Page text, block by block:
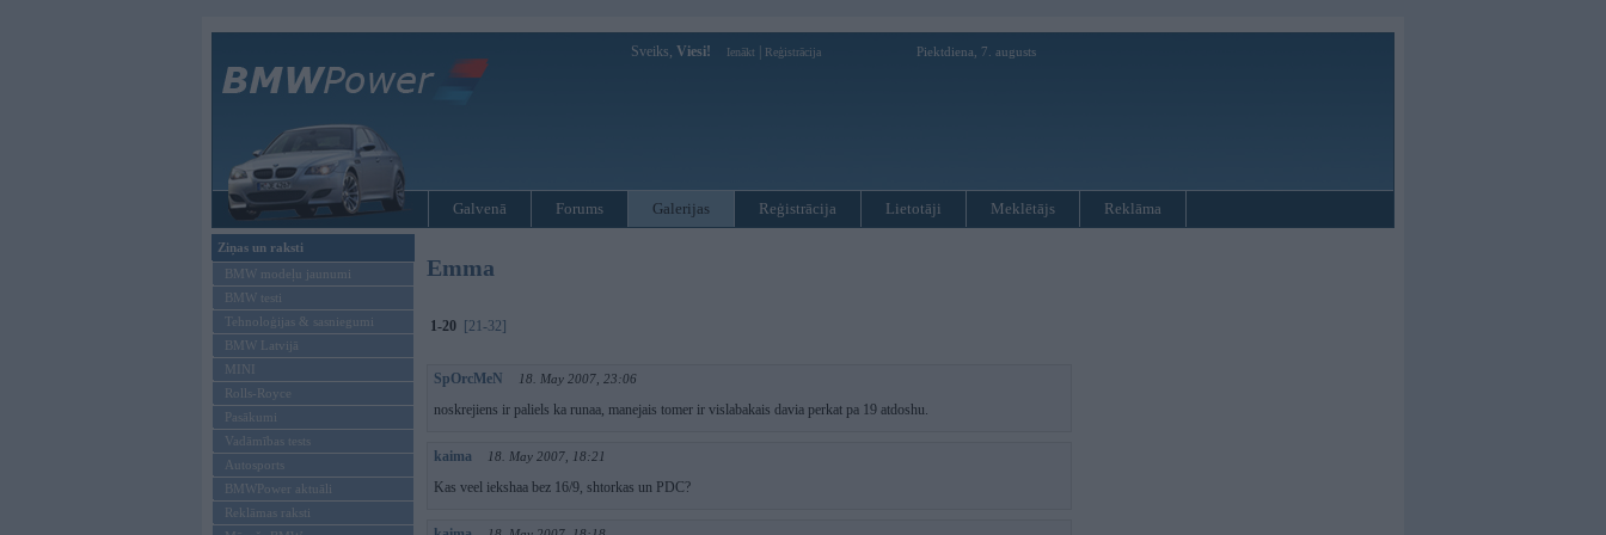
Sveiks, Viesi! Ienākt Reģistrācija Piektdiena, 7. augusts
Galvenā Forums Galerijas Reģistrācija Lietotāji Meklētājs Reklāma
Ziņas un raksti
BMW modeļu jaunumi
BMW testi
Tehnoloģijas & sasniegumi
BMW Latvijā
MINI
Rolls-Royce
Pasākumi
Vadāmības tests
Autosports
BMWPower aktuāli
Reklāmas raksti
Emma
1-20 [21-32]
SpOrcMeN 18. May 2007, 23:06
noskrejiens ir paliels ka runaa, manejais tomer ir vislabakais davia perkat pa 19 atdoshu.
kaima 18. May 2007, 18:21
Kas veel iekshaa bez 16/9, shtorkas un PDC?